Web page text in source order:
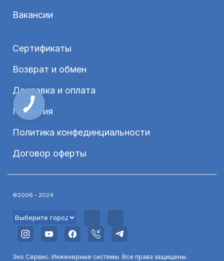
Вакансии
Сертификаты
Возврат и обмен
Доставка и оплата
Гарантия
Политика конфединциальности
Договор оферты
©2006 - 2024
Эко Сервис. Инженерные системы. Все права защищены.